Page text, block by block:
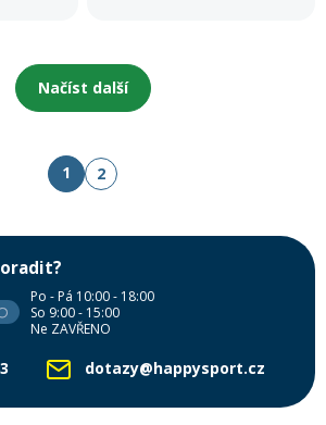
Načíst další
1 2
Po - Pá 10:00 - 18:00
So 9:00 - 15:00
Ne ZAVŘENO
dotazy@happysport.cz